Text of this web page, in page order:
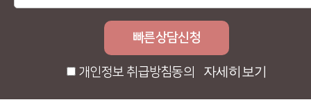
개인정보 취급방침동의 자세히보기